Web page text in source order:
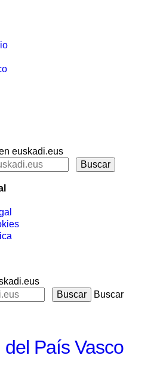
euskadi.eus
Buscar
País Vasco